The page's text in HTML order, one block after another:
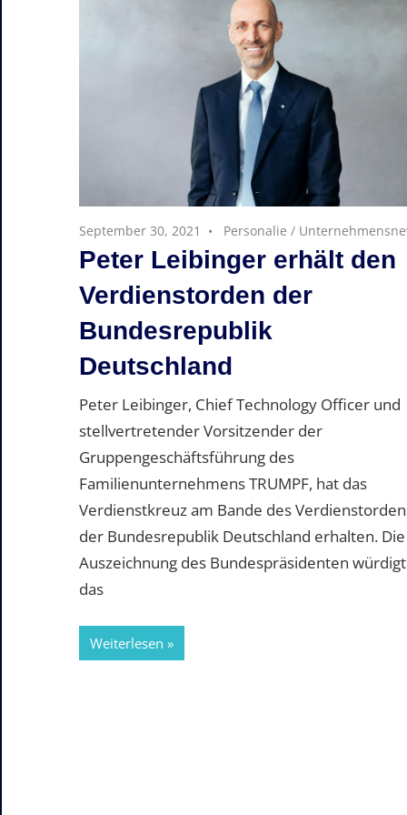
September 30, 2021 Personalie /
Peter Leibinger erhält den
Verdienstorden der
Bundesrepublik
Deutschland
Peter Leibinger, Chief Technology Officer und
stellvertretender Vorsitzender der
Gruppengeschäftsführung des
Familienunternehmens TRUMPF, hat das
Verdienstkreuz am Bande des
der Bundesrepublik Deutschland erhalten. Die
Auszeichnung des Bundespräsidenten würdigt
das
Weiterlesen